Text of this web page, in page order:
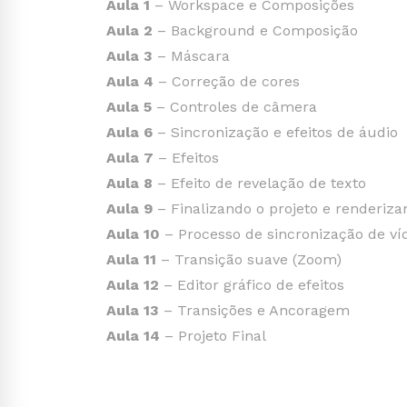
Aula 1 – Workspace e Composições
Aula 2 – Background e Composição
Aula 3 – Máscara
Aula 4 – Correção de cores
Aula 5 – Controles de câmera
Aula 6 – Sincronização e efeitos de áudio
Aula 7 – Efeitos
Aula 8 – Efeito de revelação de texto
Aula 9 – Finalizando o projeto e
Aula 10 – Processo de sincronização de
Aula 11 – Transição suave (Zoom)
Aula 12 – Editor gráfico de efeitos
Aula 13 – Transições e Ancoragem
Aula 14 – Projeto Final